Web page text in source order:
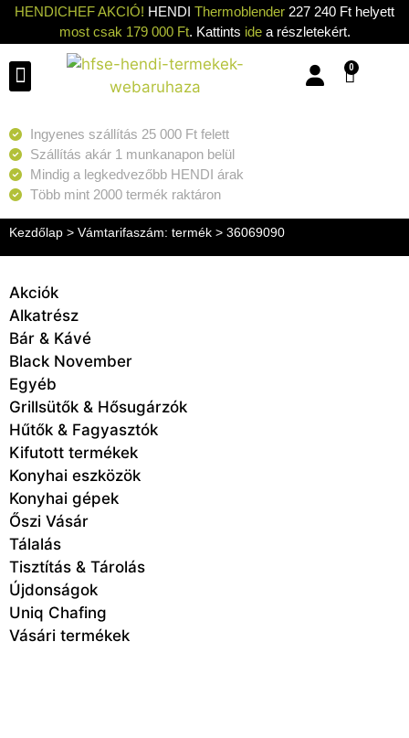
HENDICHEF AKCIÓ! HENDI Thermoblender 227 240 Ft helyett
most csak 179 000 Ft. Kattints idea részletekért.
0
Ingyenes szállítás 25 000 Ft felett
Szállítás akár 1 munkanapon belül
Mindig a legkedvezőbb HENDI árak
Több mint 2000 termék raktáron
Kezdőlap > Vámtarifaszám: termék > 36069090
Akciók
Alkatrész
Bár & Kávé
Black November
Egyéb
Grillsütők & Hősugárzók
Hűtők & Fagyasztók
Kifutott termékek
Konyhai eszközök
Konyhai gépek
Őszi Vásár
Tálalás
Tisztítás & Tárolás
Újdonságok
Uniq Chafing
Vásári termékek